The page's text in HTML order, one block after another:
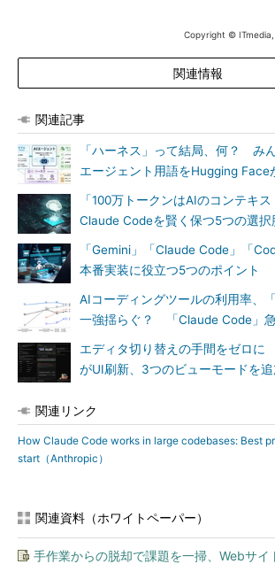
Copyright © ITmedia,
関連情報
関連記事
「ハーネス」って結局、何？ み
エージェント用語をHugging Face
「100万トークンはAIのコンテキ
Claude Codeを賢く保つ5つの選
「Gemini」「Claude Code」「
本番実装に役立つ5つのポイント
AIコーディングツールの利用率、
一強揺らぐ？ 「Claude Code」
エディタ切り替えの手間をゼロに
がUI刷新、3つのビューモードを追
関連リンク
How Claude Code works in large codebases: Best
start（Anthropic）
関連資料（ホワイトペーパー）
手作業からの脱却で課題を一掃、Webサイ